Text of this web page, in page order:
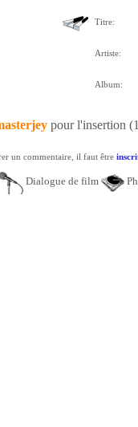
Titre:
Artiste:
Album:
pour l'insertion
un commentaire, il faut être
Dialogue de film